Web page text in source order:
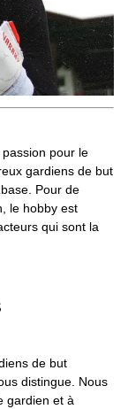
pour le
gardiens de but
Pour de
le hobby est
qui sont la
de but
distingue. Nous
gardien et à